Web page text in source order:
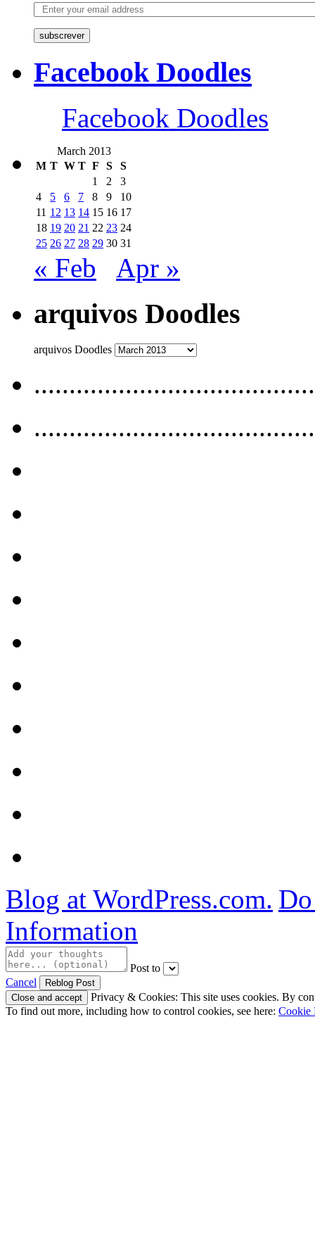
subscrever
Facebook Doodles
Facebook Doodles
March 2013
M T W T F S
S
1
2
3
4
5 6 7 8 9
10
11 12 13 14 15 16 17
18 19 20 21 22 23 24
25 26 27 28 29 30 31
« Feb Apr »
arquivos Doodles
arquivos Doodles
Blog at WordPress.com.
Information
Post to
Cancel
Privacy & Cookies: This site uses cookies. By
To find out more, including how to control cookies, see here: Cookie